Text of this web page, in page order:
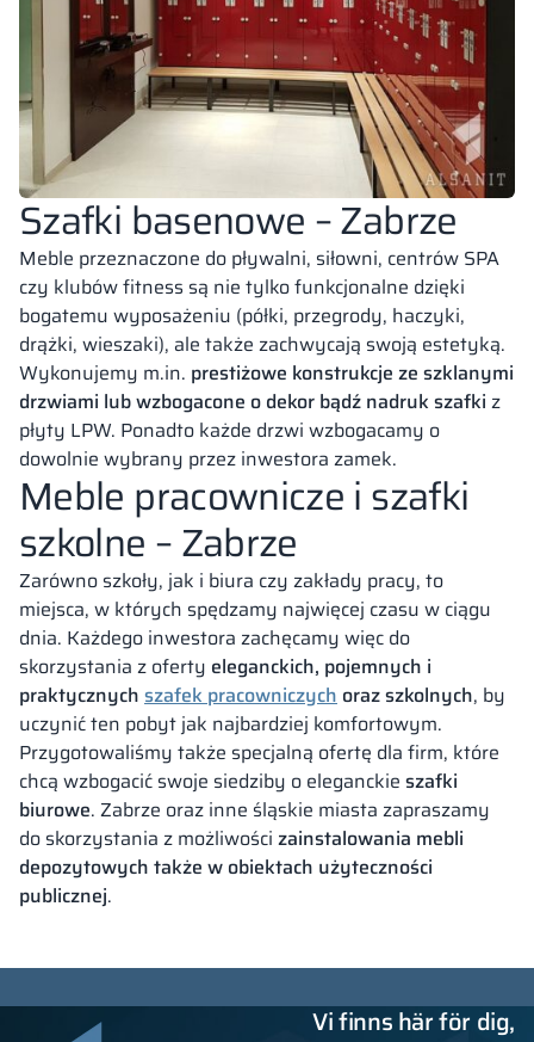
Szafki basenowe – Zabrze
Meble przeznaczone do pływalni, siłowni, centrów SPA
czy klubów fitness są nie tylko funkcjonalne dzięki
bogatemu wyposażeniu (półki, przegrody, haczyki,
drążki, wieszaki), ale także zachwycają swoją estetyką.
Wykonujemy m.in. prestiżowe konstrukcje ze szklanymi
drzwiami lub wzbogacone o dekor bądź nadruk szafki z
płyty LPW. Ponadto każde drzwi wzbogacamy o
dowolnie wybrany przez inwestora zamek.
Meble pracownicze i szafki
szkolne – Zabrze
Zarówno szkoły, jak i biura czy zakłady pracy, to
miejsca, w których spędzamy najwięcej czasu w ciągu
dnia. Każdego inwestora zachęcamy więc do
skorzystania z oferty eleganckich, pojemnych i
praktycznych szafek pracowniczych orazszkolnych, by
uczynić ten pobyt jak najbardziej komfortowym.
Przygotowaliśmy także specjalną ofertę dla firm, które
chcą wzbogacić swoje siedziby o eleganckie szafki
biurowe. Zabrze oraz inne śląskie miasta zapraszamy
do skorzystania z możliwości zainstalowania mebli
depozytowych także w obiektach użyteczności
publicznej.
Vi finns här för dig,